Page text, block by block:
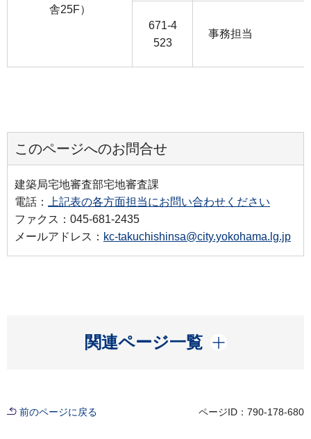
舎25F）
671-4
523
事務担当
このページへのお問合せ
建築局宅地審査部宅地審査課
電話：
上記表の各方面担当にお問い合わせください
ファクス：045-681-2435
メールアドレス： kc-takuchishinsa@city.yokohama.lg.jp
関連ページ一覧
開く
前のページに戻る ページID：790-178-680